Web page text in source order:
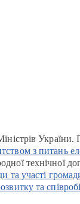
з питань
технічної
та участі
та